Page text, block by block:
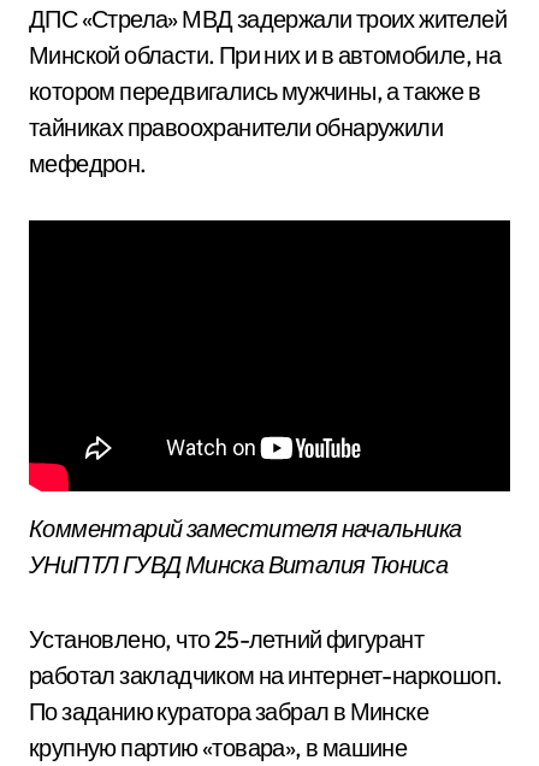
ДПС «Стрела» МВД задержали троих жителей
Минской области. При них и в автомобиле, на
котором передвигались мужчины, а также в
тайниках правоохранители обнаружили
мефедрон.
Комментарий заместителя начальника
УНиПТЛ ГУВД Минска Виталия Тюниса
Установлено, что 25-летний фигурант
работал закладчиком на интернет-наркошоп.
По заданию куратора забрал в Минске
крупную партию «товара», в машине